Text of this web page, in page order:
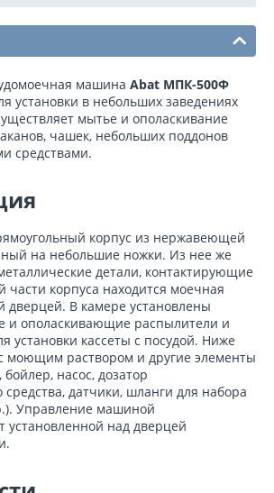
машина Abat МПК-500Ф
установки в небольших заведениях
мытье и ополаскивание
чашек, небольших поддонов
средствами.
корпус из нержавеющей
на небольшие ножки. Из нее же
детали, контактирующие
части корпуса находится моечная
дверцей. В камере установлены
и ополаскивающие распылители и
установки кассеты с посудой. Ниже
моющим раствором и другие элементы
насос, дозатор
датчики, шланги для набора
Управление машиной
установленной над дверцей